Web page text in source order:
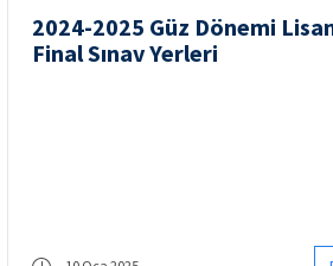
2024-2025 Güz Dönemi
Final Sınav Yerleri